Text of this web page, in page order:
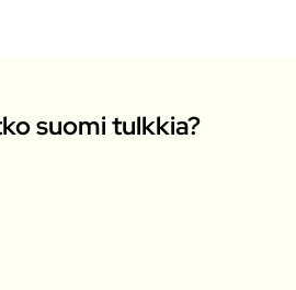
suomi tulkkia?